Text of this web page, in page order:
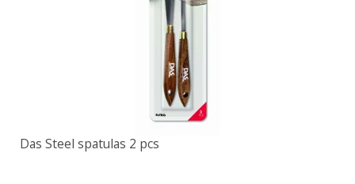
Das Steel spatulas 2 pcs